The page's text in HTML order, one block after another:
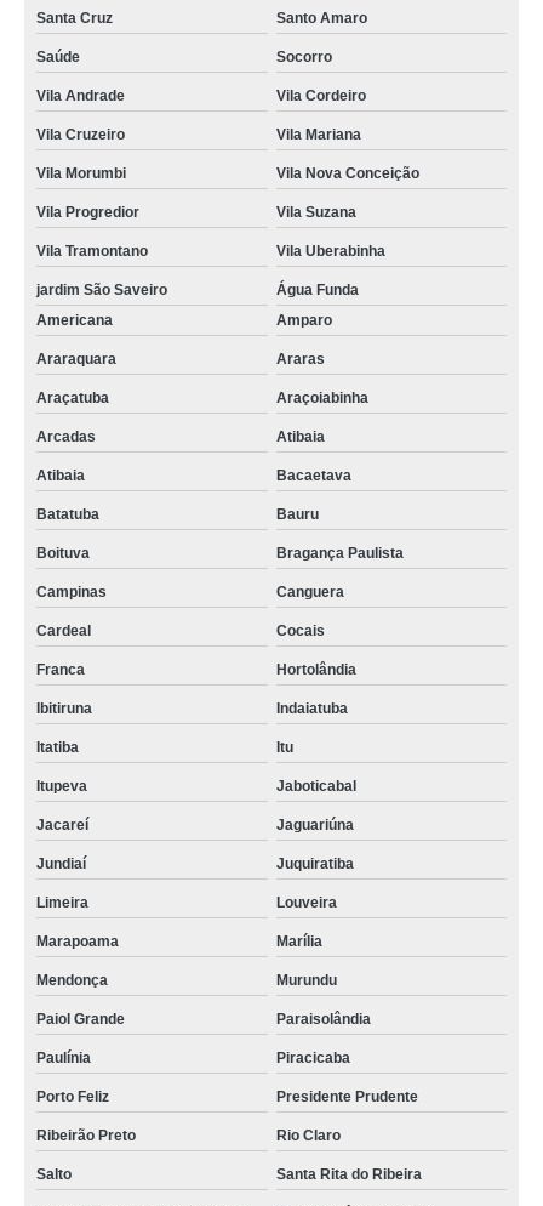
Santa Cruz Santo Amaro
Saúde Socorro
Vila Andrade Vila Cordeiro
Vila Cruzeiro Vila Mariana
Vila Morumbi Vila Nova Conceição
Vila Progredior Vila Suzana
Vila Tramontano Vila Uberabinha
jardim São Saveiro
Água Funda
Americana
Amparo
Araraquara Araras
Araçatuba Araçoiabinha
Arcadas Atibaia
Atibaia Bacaetava
Batatuba Bauru
Boituva Bragança Paulista
Campinas Canguera
Cardeal Cocais
Franca Hortolândia
Ibitiruna Indaiatuba
Itatiba Itu
Itupeva Jaboticabal
Jacareí Jaguariúna
Jundiaí Juquiratiba
Limeira Louveira
Marapoama Marília
Mendonça Murundu
Paiol Grande Paraisolândia
Paulínia Piracicaba
Porto Feliz Presidente Prudente
Ribeirão Preto Rio Claro
Salto Santa Rita do Ribeira